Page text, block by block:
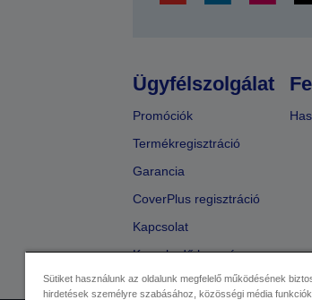
Ügyfélszolgálat
Promóciók
Termékregisztráció
Garancia
CoverPlus regisztráció
Kapcsolat
Kereskedő keresése
Sütiket használunk az oldalunk megfelelő működésének
hirdetések személyre szabásához, közösségi média